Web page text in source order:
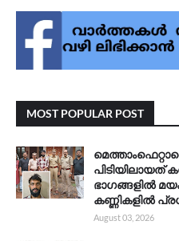
MOST POPULAR POST
പിടിയിലായത്
ഭാഗങ്ങളിൽ
കണ്ണികളിൽ
August 03, 2026